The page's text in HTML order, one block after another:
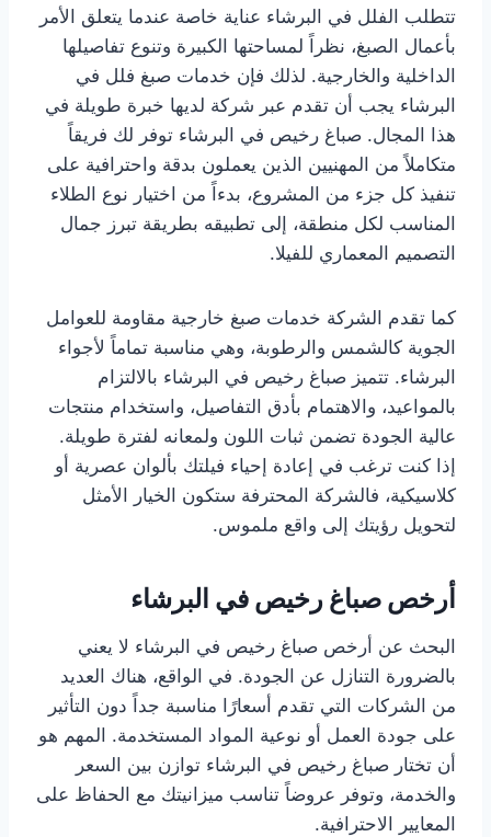
تتطلب الفلل في البرشاء عناية خاصة عندما يتعلق الأمر
بأعمال الصبغ، نظراً لمساحتها الكبيرة وتنوع تفاصيلها
الداخلية والخارجية. لذلك فإن خدمات صبغ فلل في
البرشاء يجب أن تقدم عبر شركة لديها خبرة طويلة في
هذا المجال. صباغ رخيص في البرشاء توفر لك فريقاً
متكاملاً من المهنيين الذين يعملون بدقة واحترافية على
تنفيذ كل جزء من المشروع، بدءاً من اختيار نوع الطلاء
المناسب لكل منطقة، إلى تطبيقه بطريقة تبرز جمال
التصميم المعماري للفيلا.
كما تقدم الشركة خدمات صبغ خارجية مقاومة للعوامل
الجوية كالشمس والرطوبة، وهي مناسبة تماماً لأجواء
البرشاء. تتميز صباغ رخيص في البرشاء بالالتزام
بالمواعيد، والاهتمام بأدق التفاصيل، واستخدام منتجات
عالية الجودة تضمن ثبات اللون ولمعانه لفترة طويلة.
إذا كنت ترغب في إعادة إحياء فيلتك بألوان عصرية أو
كلاسيكية، فالشركة المحترفة ستكون الخيار الأمثل
لتحويل رؤيتك إلى واقع ملموس.
أرخص صباغ رخيص في البرشاء
البحث عن أرخص صباغ رخيص في البرشاء لا يعني
بالضرورة التنازل عن الجودة. في الواقع، هناك العديد
من الشركات التي تقدم أسعارًا مناسبة جداً دون التأثير
على جودة العمل أو نوعية المواد المستخدمة. المهم هو
أن تختار صباغ رخيص في البرشاء توازن بين السعر
والخدمة، وتوفر عروضاً تناسب ميزانيتك مع الحفاظ على
المعايير الاحترافية.